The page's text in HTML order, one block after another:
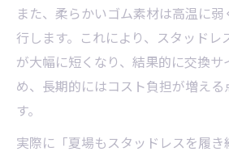
また、柔らかいゴム素材は高温に
行します。これにより、スタッドレ
が大幅に短くなり、結果的に交換サ
め、長期的にはコスト負担が増え
す。
実際に「夏場もスタッドレスを履き